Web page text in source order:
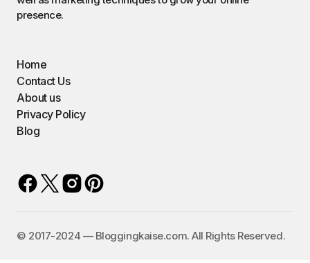
presence.
Home
Contact Us
About us
Privacy Policy
Blog
©️ 2017-2024 — Bloggingkaise.com. All Rights Reserved.